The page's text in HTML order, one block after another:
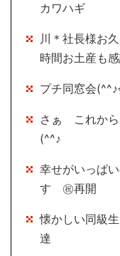
カワハギ
川＊社長様お
時間お土産も
プチ同窓会
さぁ これから
(^^♪
幸せがいっぱ
す ㊗再開
懐かしい同級
達